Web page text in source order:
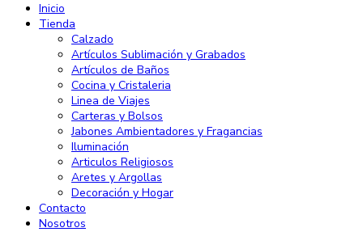
Inicio
Tienda
Calzado
Artículos Sublimación y Grabados
Artículos de Baños
Cocina y Cristaleria
Linea de Viajes
Carteras y Bolsos
Jabones Ambientadores y Fragancias
Iluminación
Articulos Religiosos
Aretes y Argollas
Decoración y Hogar
Contacto
Nosotros